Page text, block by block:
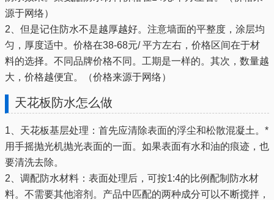
源于网络）
2、但是记住防水不是越厚越好。注意墙面的平整度，涂层均
匀，厚度适中。价格在38-68元/ 平方左右，价格区间在于材
料的选择。不同品牌价格不同。工期是一样的。其次，数量越
大，价格越便宜。（价格来源于网络）
天花板防水怎么做
1、天花板基层处理：首先应清除表面的浮尘和松散混凝土。*
用手摇抛光机抛光表面的一面。如果表面有水和油的痕迹，也
要清洗去除。
2、调配防水材料：表面处理后，可按1:4的比例配制防水材
料。不需要其他溶剂。产品中匹配的两种成分可以不断搅拌，